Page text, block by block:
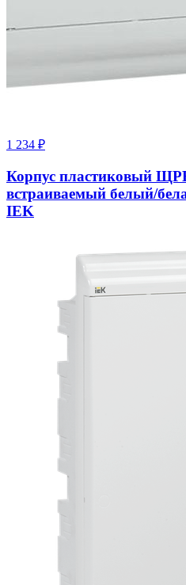
1 234 ₽
Корпус пластиковый
встраиваемый белый/
IEK